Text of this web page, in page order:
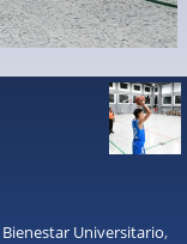
Bienestar Universitario,